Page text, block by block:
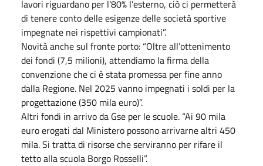
lavori riguardano per l’80% l’esterno, ciò ci permetterà
di tenere conto delle esigenze delle società sportive
impegnate nei rispettivi campionati”.
Novità anche sul fronte porto: “Oltre all’ottenimento
dei fondi (7,5 milioni), attendiamo la firma della
convenzione che ci è stata promessa per fine anno
dalla Regione. Nel 2025 vanno impegnati i soldi per la
progettazione (350 mila euro)”.
Altri fondi in arrivo da Gse per le scuole. “Ai 90 mila
euro erogati dal Ministero possono arrivarne altri 450
mila. Si tratta di risorse che serviranno per rifare il
tetto alla scuola Borgo Rosselli”.